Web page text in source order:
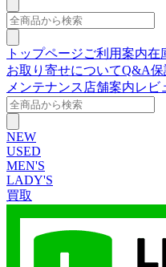
トップページご利用案内在
お取り寄せについてQ&A保
メンテナンス 店舗案内レビ
NEW
USED
MEN'S
LADY'S
買取